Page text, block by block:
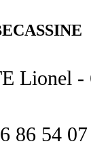
Lionel -
86 54